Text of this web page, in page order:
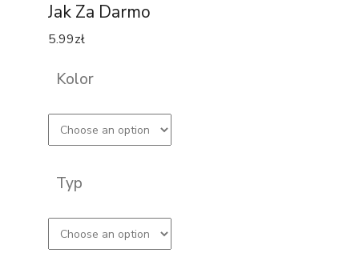
Jak Za Darmo
5.99zł
Kolor
Typ